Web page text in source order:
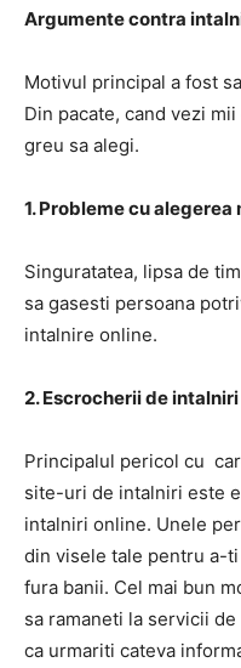
Argumente contra
Motivul principal a fost
Din pacate, cand vezi
greu sa alegi.
1. Probleme cu alegerea
Singuratatea, lipsa de
sa gasesti persoana
intalnire online.
2. Escrocherii de
Principalul pericol cu
site-uri de intalniri este
intalniri online. Unele
din visele tale pentru a-
fura banii. Cel mai bun
sa ramaneti la servicii
ca urmariti cateva